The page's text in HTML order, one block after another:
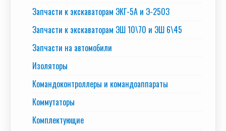
Запчасти к экскаваторам ЭКГ-5А и Э-2503
Запчасти к экскаваторам ЭШ 10\70 и ЭШ 6\45
Запчасти на автомобили
Изоляторы
Командоконтроллеры и командоаппараты
Коммутаторы
Комплектующие